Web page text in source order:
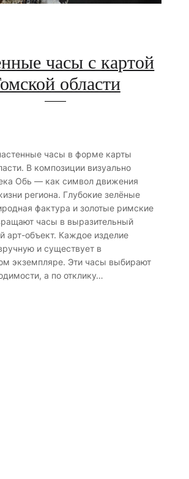
часы с картой
области
часы в форме карты
В композиции визуально
Обь — как символ движения
региона. Глубокие зелёные
фактура и золотые римские
часы в выразительный
арт-объект. Каждое изделие
и существует в
экземпляре. Эти часы выбирают
а по отклику…